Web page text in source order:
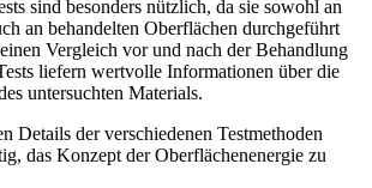
sind besonders nützlich, da sie sowohl an
an behandelten Oberflächen durchgeführt
Vergleich vor und nach der Behandlung
liefern wertvolle Informationen über die
untersuchten Materials.
Details der verschiedenen Testmethoden
das Konzept der Oberflächenenergie zu